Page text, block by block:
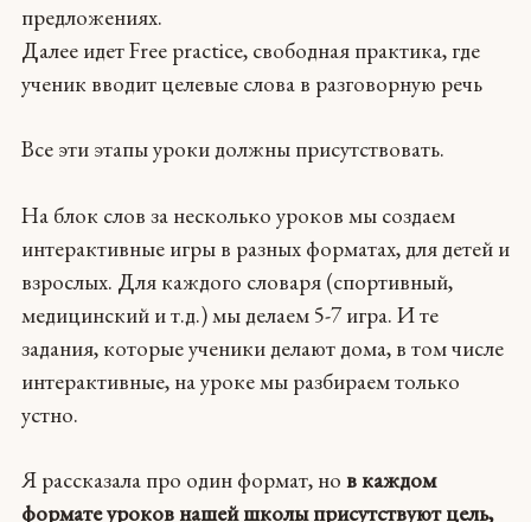
предложениях.
Далее идет Free practice, свободная практика, где
ученик вводит целевые слова в разговорную речь
Все эти этапы уроки должны присутствовать.
На блок слов за несколько уроков мы создаем
интерактивные игры в разных форматах, для детей и
взрослых. Для каждого словаря (cпортивный,
медицинский и т.д.) мы делаем 5-7 игра. И те
задания, которые ученики делают дома, в том числе
интерактивные, на уроке мы разбираем только
устно.
Я рассказала про один формат, но в каждом
формате уроков нашей школы присутствуют цель,